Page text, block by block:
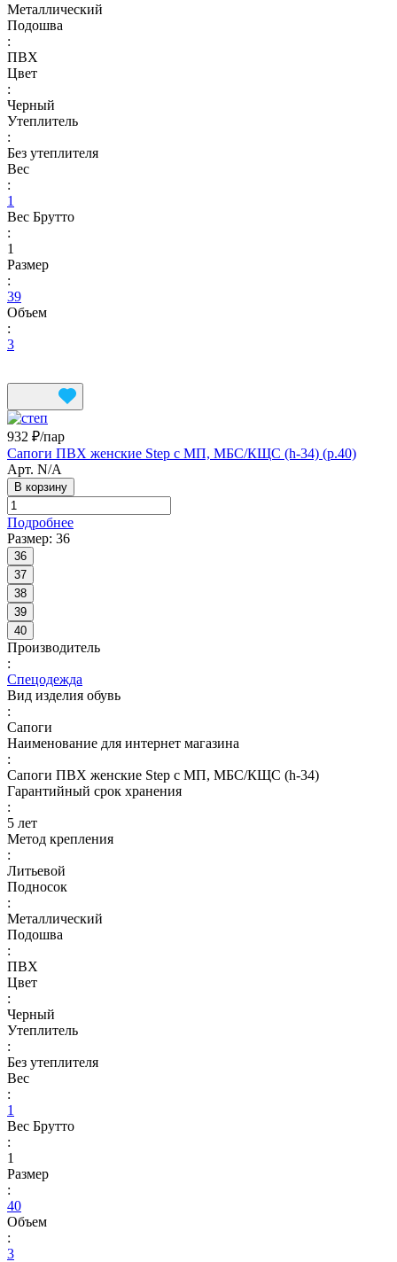
Металлический
Подошва
:
ПВХ
Цвет
:
Черный
Утеплитель
:
Без утеплителя
Вес
:
1
Вес Брутто
:
1
Размер
:
39
Объем
:
3
932 ₽/пар
Сапоги ПВХ женские Step с МП, МБС/КЩС (h-34) (р.40)
Арт. N/A
В корзину
Подробнее
Размер: 36
36
37
38
39
40
Производитель
:
Спецодежда
Вид изделия обувь
:
Сапоги
Наименование для интернет магазина
:
Сапоги ПВХ женские Step с МП, МБС/КЩС (h-34)
Гарантийный срок хранения
:
5 лет
Метод крепления
:
Литьевой
Подносок
:
Металлический
Подошва
:
ПВХ
Цвет
:
Черный
Утеплитель
:
Без утеплителя
Вес
:
1
Вес Брутто
:
1
Размер
:
40
Объем
:
3